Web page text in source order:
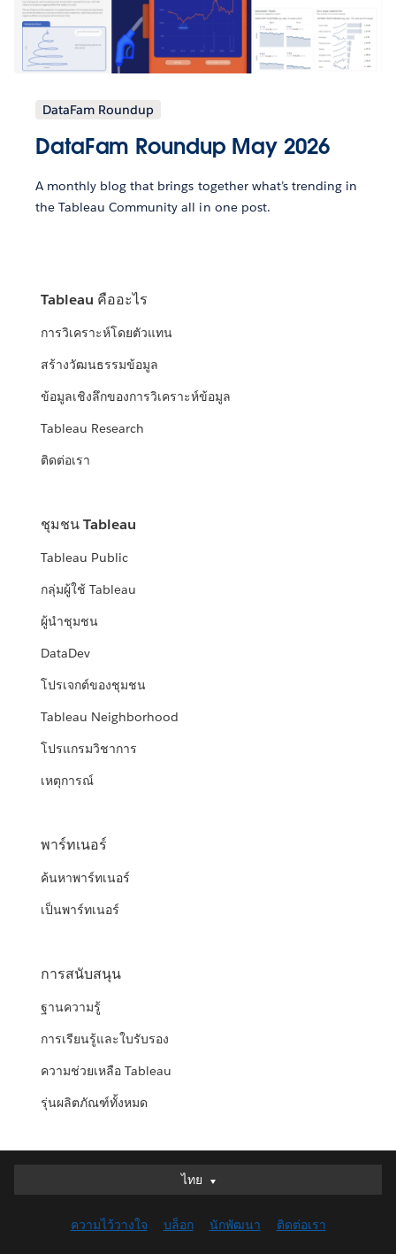
DataFam Roundup
DataFam Roundup May 2026
A monthly blog that brings together what’s trending in
the Tableau Community all in one post.
Tableau คืออะไร
การวิเคราะห์โดยตัวแทน
สร้างวัฒนธรรมข้อมูล
ข้อมูลเชิงลึกของการวิเคราะห์ข้อมูล
Tableau Research
ติดต่อเรา
ชุมชน Tableau
Tableau Public
กลุ่มผู้ใช้ Tableau
ผู้นำชุมชน
DataDev
โปรเจกต์ของชุมชน
Tableau Neighborhood
โปรแกรมวิชาการ
เหตุการณ์
พาร์ทเนอร์
ค้นหาพาร์ทเนอร์
เป็นพาร์ทเนอร์
การสนับสนุน
ฐานความรู้
การเรียนรู้และใบรับรอง
ความช่วยเหลือ Tableau
รุ่นผลิตภัณฑ์ทั้งหมด
ไทย
ไทย
English (UK)
ความไว้วางใจ บล็อก นักพัฒนา ติดต่อเรา